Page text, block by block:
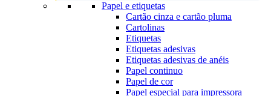
Papel e etiquetas
Cartão cinza e cartão pluma
Cartolinas
Etiquetas
Etiquetas adesivas
Etiquetas adesivas de anéis
Papel continuo
Papel de cor
Papel especial para impressora